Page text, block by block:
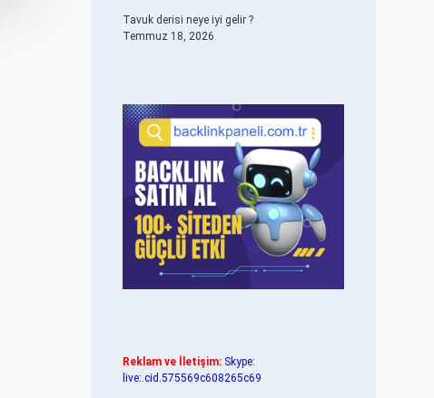
Tavuk derisi neye iyi gelir ?
Temmuz 18, 2026
Reklam ve İletişim: Skype:
live:.cid.575569c608265c69